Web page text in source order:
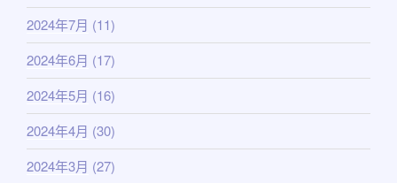
2024年7月 (11)
2024年6月 (17)
2024年5月 (16)
2024年4月 (30)
2024年3月 (27)